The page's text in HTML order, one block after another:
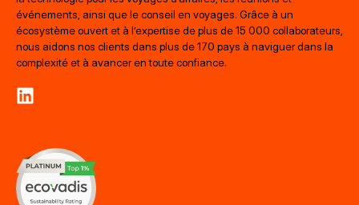
événements, ainsi que le conseil en voyages. Grâce à un
écosystème ouvert et à l’expertise de plus de 15 000 collaborateurs,
nous aidons nos clients dans plus de 170 pays à naviguer dans la
complexité et à avancer en toute confiance.